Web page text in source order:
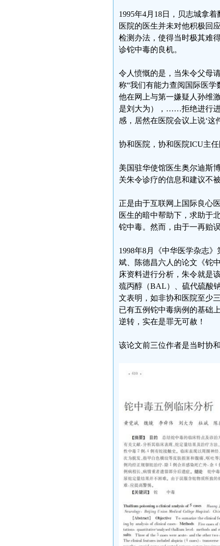
1995年4月18日，贝志城拿
医院的医生并未对他积极回
检测办法，使得当时极其难
诊铊中毒的良机。
令人愤慨的是，当朱令父母
称“我们有能力查阅国际医学
他在网上与第一嫌疑人孙维
是刘大为），……拒绝进行进
感，居然在医院会议上说‘这
协和医院，协和医院ICU主
美国驻华使馆医生奥尔迪斯
关朱令诊疗的信息和建议不
正是由于互联网上国际良心
医生的暗中帮助下，求助于
铊中毒。然而，由于一再贻
1998年8月《中华医学杂志
斌、陈德昌六人的论文《铊
床资料进行分析，朱令就是
巯丙醇（BAL）、硫代硫酸
文表明，如非协和医院至少
已有五例铊中毒病例的基础
逆转，实在是罪无可赦！
该论文前三位作者是当时协